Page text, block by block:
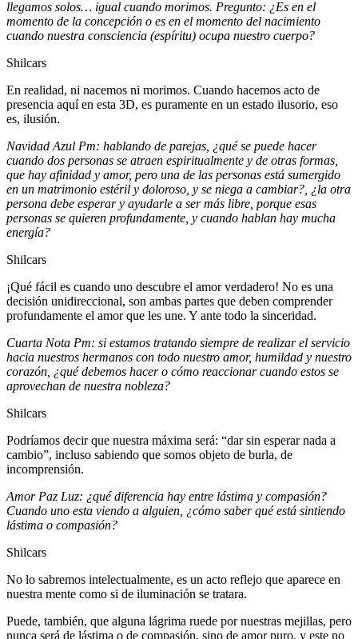
llegamos solos… igual cuando morimos. Pregunto: ¿Es en el
momento de la concepción o es en el momento del nacimiento
cuando nuestra consciencia (espíritu) ocupa nuestro cuerpo?
Shilcars
En realidad, ni nacemos ni morimos. Cuando hacemos acto de
presencia aquí en esta 3D, es puramente en un estado ilusorio, eso
es, ilusión.
Navidad Azul Pm: hablando de parejas, ¿qué se puede hacer
cuando dos personas se atraen espiritualmente y de otras formas,
que hay afinidad y amor, pero una de las personas está sumergido
en un matrimonio estéril y doloroso, y se niega a cambiar?, ¿la otra
persona debe esperar y ayudarle a ser más libre, porque esas
personas se quieren profundamente, y cuando hablan hay mucha
energía?
Shilcars
¡Qué fácil es cuando uno descubre el amor verdadero! No es una
decisión unidireccional, son ambas partes que deben comprender
profundamente el amor que les une. Y ante todo la sinceridad.
Cuarta Nota Pm: si estamos tratando siempre de realizar el servicio
hacia nuestros hermanos con todo nuestro amor, humildad y nuestro
corazón, ¿qué debemos hacer o cómo reaccionar cuando estos se
aprovechan de nuestra nobleza?
Shilcars
Podríamos decir que nuestra máxima será: “dar sin esperar nada a
cambio”, incluso sabiendo que somos objeto de burla, de
incomprensión.
Amor Paz Luz: ¿qué diferencia hay entre lástima y compasión?
Cuando uno esta viendo a alguien, ¿cómo saber qué está sintiendo
lástima o compasión?
Shilcars
No lo sabremos intelectualmente, es un acto reflejo que aparece en
nuestra mente como si de iluminación se tratara.
Puede, también, que alguna lágrima ruede por nuestras mejillas, pero
nunca será de lástima o de compasión, sino de amor puro, y este no